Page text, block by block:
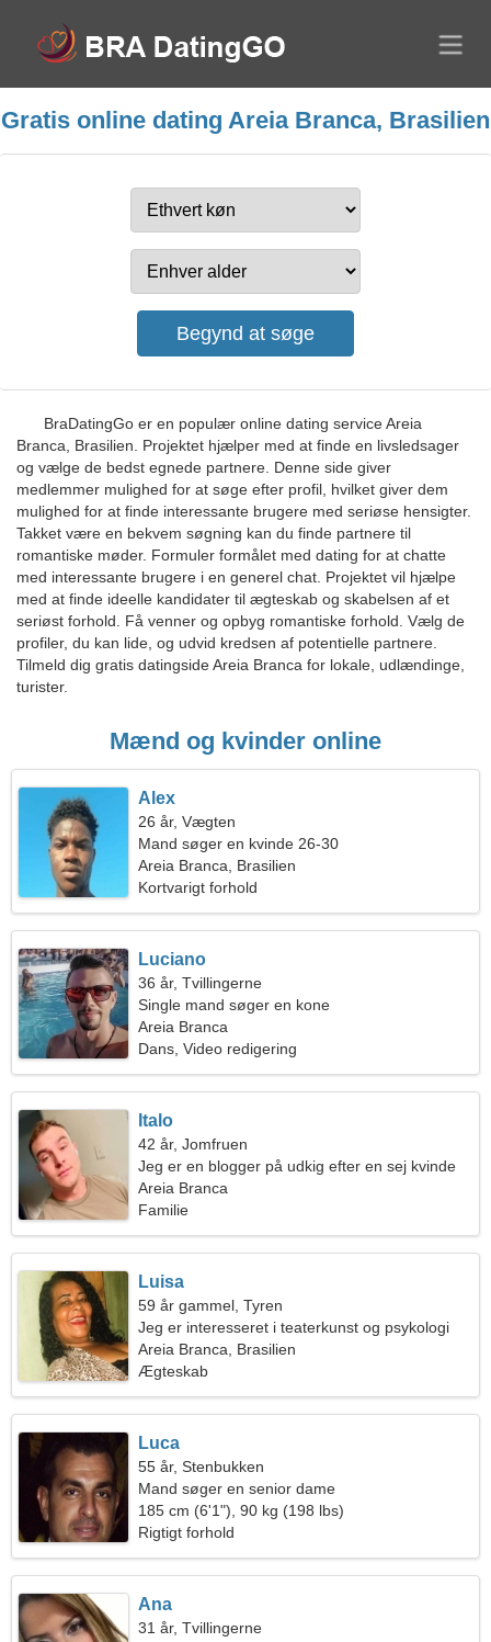
Gratis online dating Areia Branca, Brasilien
BraDatingGo er en populær online dating service Areia
Branca, Brasilien. Projektet hjælper med at finde en livsledsager
og vælge de bedst egnede partnere. Denne side giver
medlemmer mulighed for at søge efter profil, hvilket giver dem
mulighed for at finde interessante brugere med seriøse hensigter.
Takket være en bekvem søgning kan du finde partnere til
romantiske møder. Formuler formålet med dating for at chatte
med interessante brugere i en generel chat. Projektet vil hjælpe
med at finde ideelle kandidater til ægteskab og skabelsen af et
seriøst forhold. Få venner og opbyg romantiske forhold. Vælg de
profiler, du kan lide, og udvid kredsen af potentielle partnere.
Tilmeld dig gratis datingside Areia Branca for lokale, udlændinge,
turister.
Mænd og kvinder online
Alex
26 år, Vægten
Mand søger en kvinde 26-30
Areia Branca, Brasilien
Kortvarigt forhold
Luciano
36 år, Tvillingerne
Single mand søger en kone
Areia Branca
Dans, Video redigering
Italo
42 år, Jomfruen
Jeg er en blogger på udkig efter en sej kvinde
Areia Branca
Familie
Luisa
59 år gammel, Tyren
Jeg er interesseret i teaterkunst og psykologi
Areia Branca, Brasilien
Ægteskab
Luca
55 år, Stenbukken
Mand søger en senior dame
185 cm (6'1"), 90 kg (198 lbs)
Rigtigt forhold
Ana
31 år, Tvillingerne